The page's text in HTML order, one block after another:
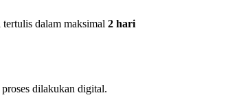
dalam maksimal 2 hari
dilakukan digital.